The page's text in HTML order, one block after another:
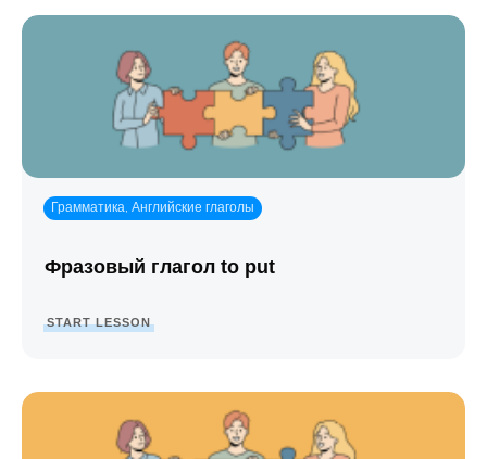
Грамматика, Английские глаголы
Фразовый глагол to put
START LESSON